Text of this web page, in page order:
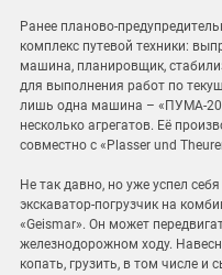
Ранее планово-
комплекс путевой техники:
машина, планировщик,
для выполнения работ по
лишь одна машина – «ПУМА-
несколько агрегатов. Её
совместно с «Plasser und
Не так давно, но уже успел
экскаватор-погрузчик на
«Geismar». Он может
железнодорожном ходу.
копать, грузить, в том числе и